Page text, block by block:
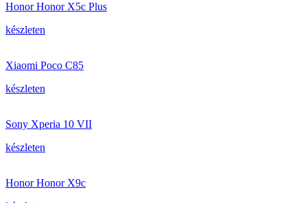
Honor Honor X5c Plus
készleten
Xiaomi Poco C85
készleten
Sony Xperia 10 VII
készleten
Honor Honor X9c